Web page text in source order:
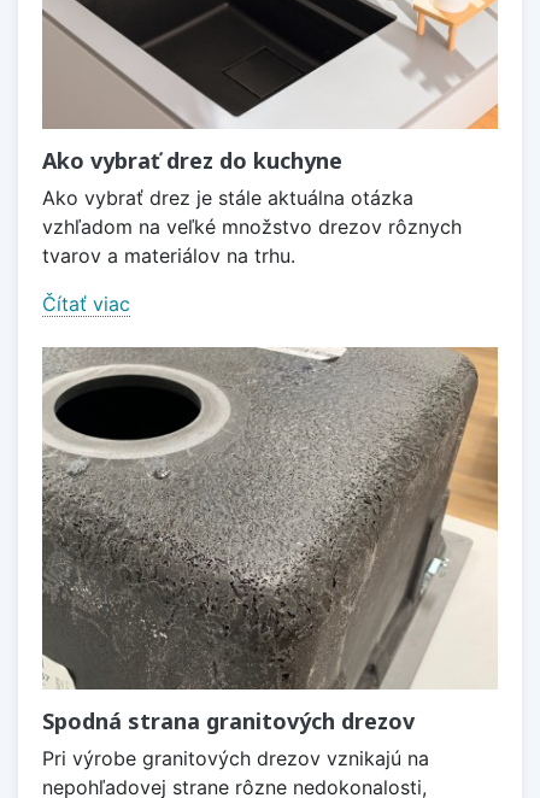
Ako vybrať drez do kuchyne
Ako vybrať drez je stále aktuálna otázka
vzhľadom na veľké množstvo drezov rôznych
tvarov a materiálov na trhu.
Čítať viac
Spodná strana granitových drezov
Pri výrobe granitových drezov vznikajú na
nepohľadovej strane rôzne nedokonalosti,